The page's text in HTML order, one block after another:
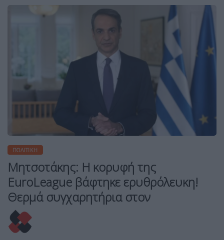
ΠΟΛΙΤΙΚΉ
Μητσοτάκης: Η κορυφή της
EuroLeague βάφτηκε ερυθρόλευκη!
Θερμά συγχαρητήρια στον